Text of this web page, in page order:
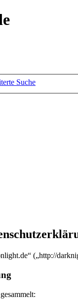
Suche
(„http://